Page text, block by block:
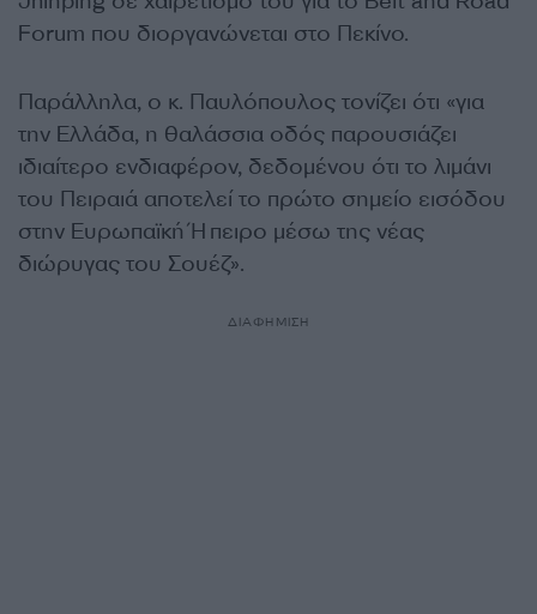
Forum που διοργανώνεται στο Πεκίνο.
Παράλληλα, ο κ. Παυλόπουλος τονίζει ότι «για
την Ελλάδα, η θαλάσσια οδός παρουσιάζει
ιδιαίτερο ενδιαφέρον, δεδομένου ότι το λιμάνι
του Πειραιά αποτελεί το πρώτο σημείο εισόδου
στην Ευρωπαϊκή Ήπειρο μέσω της νέας
διώρυγας του Σουέζ».
ΔΙΑΦΗΜΙΣΗ